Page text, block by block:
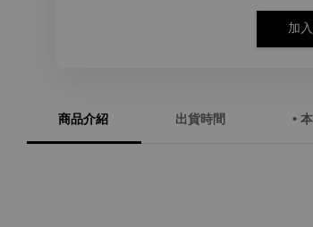
加
商品介紹 出貨時間 •